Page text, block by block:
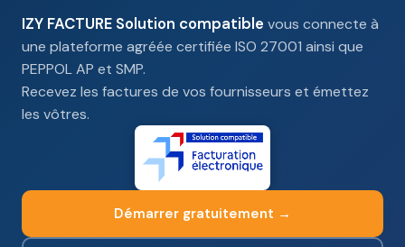
IZY FACTURE Solution compatible vous connecte à
une plateforme agréée certifiée ISO 27001 ainsi que
PEPPOL AP et SMP.
Recevez les factures de vos fournisseurs et émettez
les vôtres.
Démarrer gratuitement →